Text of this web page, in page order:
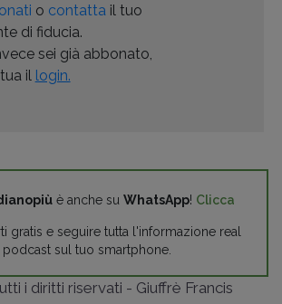
o contatta il tuo
di fiducia.
sei già abbonato,
il login.
è anche su WhatsApp! Clicca
gratis e seguire tutta l'informazione real
sul tuo smartphone.
i diritti riservati - Giuffrè Francis